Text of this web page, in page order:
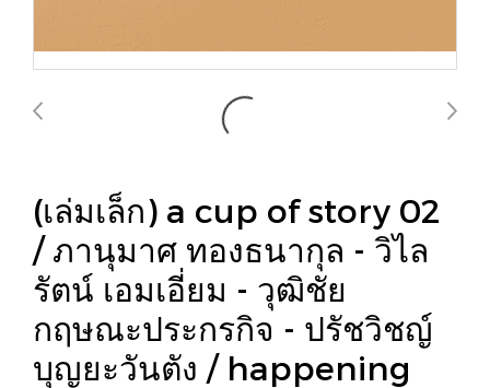
(เล่มเล็ก) a cup of story 02
/ ภานุมาศ ทองธนากุล - วิไล
รัตน์ เอมเอี่ยม - วุฒิชัย
กฤษณะประกรกิจ - ปรัชวิชญ์
บุญยะวันตัง / happening